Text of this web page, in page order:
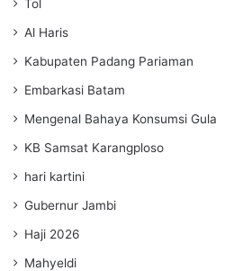
Tol
Al Haris
Kabupaten Padang Pariaman
Embarkasi Batam
Mengenal Bahaya Konsumsi Gula
KB Samsat Karangploso
hari kartini
Gubernur Jambi
Haji 2026
Mahyeldi